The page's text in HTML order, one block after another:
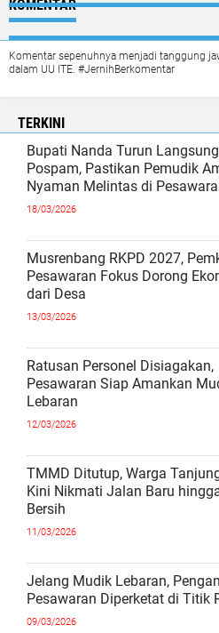
KOMENTAR
Komentar sepenuhnya menjadi tanggung
dalam UU ITE. #JernihBerkomentar
TERKINI
Bupati Nanda Turun
Pospam, Pastikan Pemudik
Nyaman Melintas di
18/03/2026
Musrenbang RKPD 2027,
Pesawaran Fokus Dorong
dari Desa
13/03/2026
Ratusan Personel Disiagakan,
Pesawaran Siap Amankan
Lebaran
12/03/2026
TMMD Ditutup, Warga
Kini Nikmati Jalan Baru
Bersih
11/03/2026
Jelang Mudik Lebaran,
Pesawaran Diperketat di Titik
09/03/2026